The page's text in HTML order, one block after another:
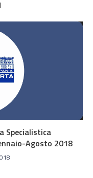
Specialistica
Agosto 2018